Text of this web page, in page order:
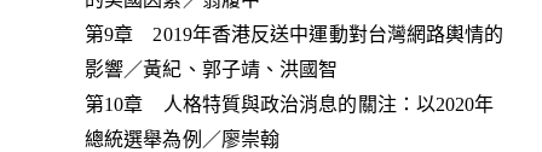
第9章 2019年香港反送中運動對台灣網路輿情的
影響／黃紀、郭子靖、洪國智
第10章 人格特質與政治消息的關注：以2020年
總統選舉為例／廖崇翰